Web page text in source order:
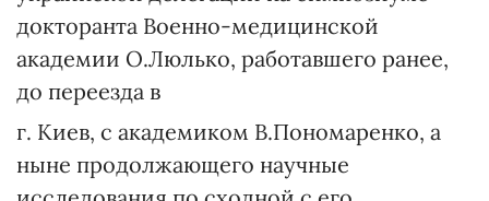
докторанта Военно-медицинской
академии О.Люлько, работавшего ранее,
до переезда в
г. Киев, с академиком В.Пономаренко, а
ныне продолжающего научные